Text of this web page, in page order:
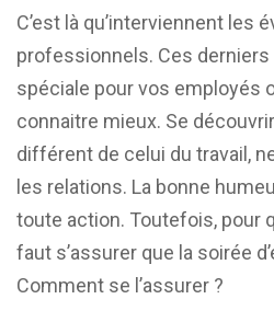
C’est là qu’interviennent les
professionnels. Ces
spéciale pour vos employés
connaitre mieux. Se
différent de celui du travail,
les relations. La bonne
toute action. Toutefois, pour
faut s’assurer que la soirée
Comment se l’assurer ?